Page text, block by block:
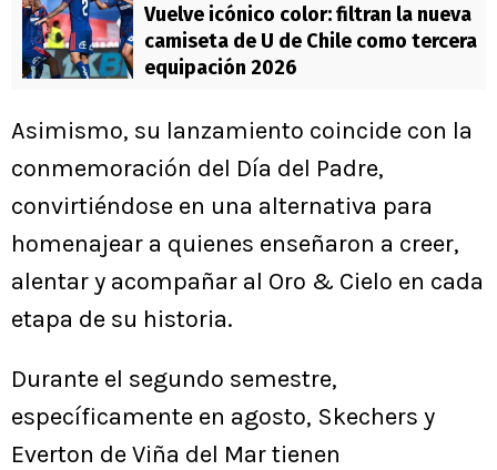
Vuelve icónico color: filtran la nueva
camiseta de U de Chile como tercera
equipación 2026
Asimismo, su lanzamiento coincide con la
conmemoración del Día del Padre,
convirtiéndose en una alternativa para
homenajear a quienes enseñaron a creer,
alentar y acompañar al Oro & Cielo en cada
etapa de su historia.
Durante el segundo semestre,
específicamente en agosto, Skechers y
Everton de Viña del Mar tienen